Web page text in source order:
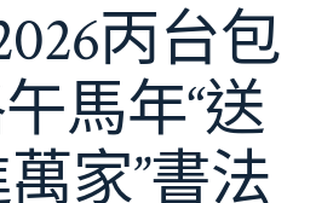
丙台包
馬年“送
家”書法